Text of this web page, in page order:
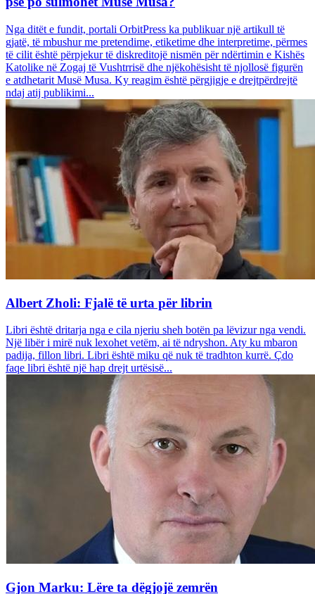
Nga ditët e fundit, portali OrbitPress ka publikuar një artikull të
gjatë, të mbushur me pretendime, etiketime dhe interpretime, përmes
të cilit është përpjekur të diskreditojë nismën për ndërtimin e Kishës
Katolike në Zogaj të Vushtrrisë dhe njëkohësisht të njollosë figurën
e atdhetarit Musë Musa. Ky reagim është përgjigje e drejtpërdrejtë
ndaj atij publikimi...
Albert Zholi: Fjalë të urta për librin
Libri është dritarja nga e cila njeriu sheh botën pa lëvizur nga vendi.
Një libër i mirë nuk lexohet vetëm, ai të ndryshon. Aty ku mbaron
padija, fillon libri. Libri është miku që nuk të tradhton kurrë. Çdo
faqe libri është një hap drejt urtësisë...
Gjon Marku: Lëre ta dëgjojë zemrën